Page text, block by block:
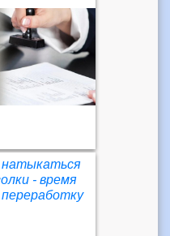
натыкаться
- время